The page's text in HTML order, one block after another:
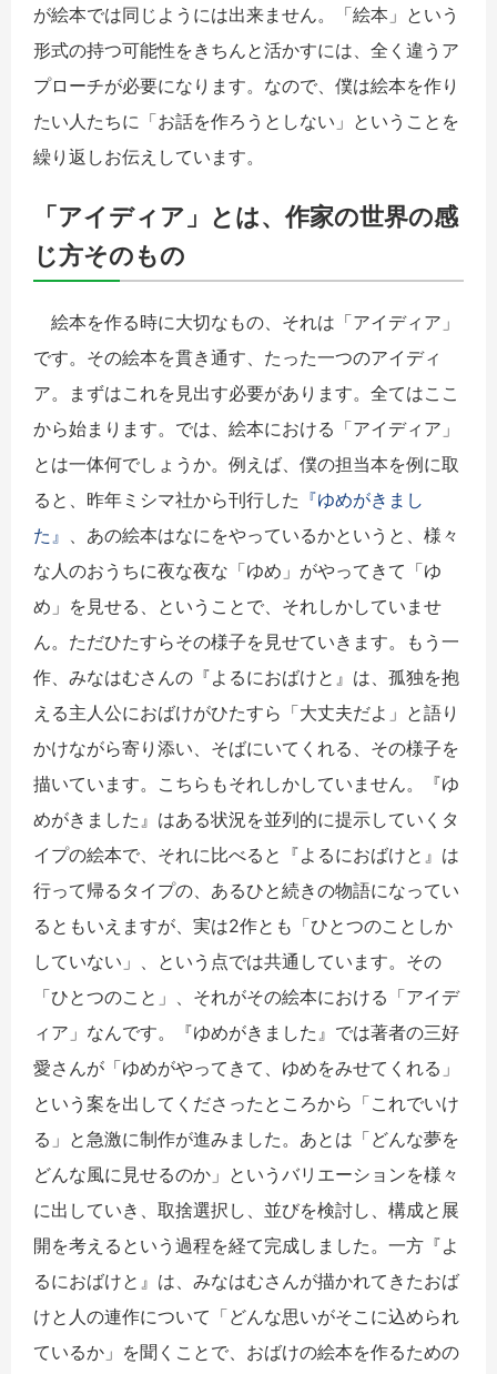
が絵本では同じようには出来ません。「絵本」という
形式の持つ可能性をきちんと活かすには、全く違うア
プローチが必要になります。なので、僕は絵本を作り
たい人たちに「お話を作ろうとしない」ということを
繰り返しお伝えしています。
「アイディア」とは、作家の世界の感
じ方そのもの
絵本を作る時に大切なもの、それは「アイディア」
です。その絵本を貫き通す、たった一つのアイディ
ア。まずはこれを見出す必要があります。全てはここ
から始まります。では、絵本における「アイディア」
とは一体何でしょうか。例えば、僕の担当本を例に取
ると、昨年ミシマ社から刊行した 『ゆめがきまし
た』
、あの絵本はなにをやっているかというと、様々
な人のおうちに夜な夜な「ゆめ」がやってきて「ゆ
め」を見せる、ということで、それしかしていませ
ん。ただひたすらその様子を見せていきます。もう一
作、みなはむさんの『よるにおばけと』は、孤独を抱
える主人公におばけがひたすら「大丈夫だよ」と語り
かけながら寄り添い、そばにいてくれる、その様子を
描いています。こちらもそれしかしていません。『ゆ
めがきました』はある状況を並列的に提示していくタ
イプの絵本で、それに比べると『よるにおばけと』は
行って帰るタイプの、あるひと続きの物語になってい
るともいえますが、実は2作とも「ひとつのことしか
していない」、という点では共通しています。その
「ひとつのこと」、それがその絵本における「アイデ
ィア」なんです。『ゆめがきました』では著者の三好
愛さんが「ゆめがやってきて、ゆめをみせてくれる」
という案を出してくださったところから「これでいけ
る」と急激に制作が進みました。あとは「どんな夢を
どんな風に見せるのか」というバリエーションを様々
に出していき、取捨選択し、並びを検討し、構成と展
開を考えるという過程を経て完成しました。一方『よ
るにおばけと』は、みなはむさんが描かれてきたおば
けと人の連作について「どんな思いがそこに込められ
ているか」を聞くことで、おばけの絵本を作るための